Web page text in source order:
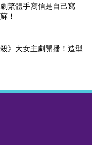
繁體手寫信是自己寫
！
》大女主劇開播！造型